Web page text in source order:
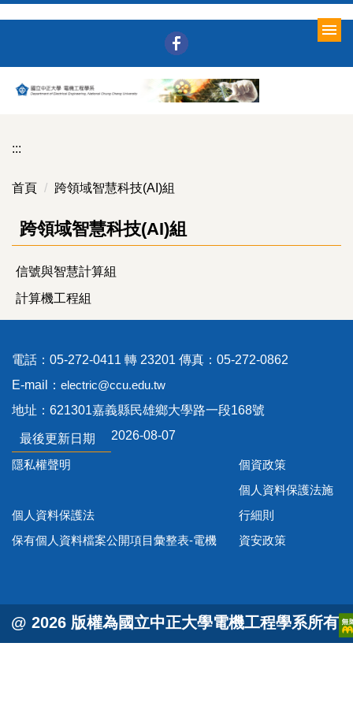
要
內
:::
首頁 跨領域智慧科技(AI)組
跨領域智慧科技(AI)組
信號與智慧計算組
計算機工程組
電話：05-272-0411 轉 23201 傳真：05-272-0862
E-mail： electric@ccu.edu.tw
地址：621301嘉義縣民雄鄉大學路一段168號
最後更新日期 2026-08-07
隱私權聲明 個資政策
個人資料保護法
個人資料保護法施
行細則
保有個人資料檔案公開項目彙整表-電機
資安政策
@ 2026 版權為國立中正大學電機工程學系所有